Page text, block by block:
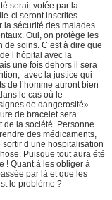
serait votée par la
ci seront inscrites
la sécurité des malades
Oui, on protège les
de soins. C’est à dire que
l’hôpital avec la
une fois dehors il sera
avec la justice qui
de l’homme auront bien
le cas où le
de dangerosité».
de bracelet sera
de la société. Personne
des médicaments,
d’une hospitalisation
Puisque tout aura été
! Quant à les obliger à
par là et que les
le problème ?